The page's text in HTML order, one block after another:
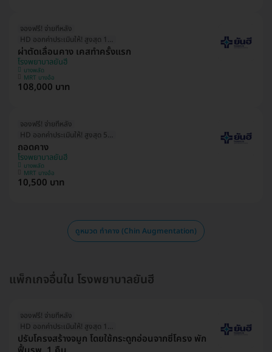
จองฟรี! จ่ายทีหลัง
HD ออกค่าประเมินให้! สูงสุด 1500 บ.
ผ่าตัดเลื่อนคาง เคสทำครั้งแรก
โรงพยาบาลยันฮี
บางพลัด
MRT บางอ้อ
108,000 บาท
จองฟรี! จ่ายทีหลัง
HD ออกค่าประเมินให้! สูงสุด 500 บ.
ถอดคาง
โรงพยาบาลยันฮี
บางพลัด
MRT บางอ้อ
10,500 บาท
ดูหมวด ทำคาง (Chin Augmentation)
แพ็กเกจอื่นใน โรงพยาบาลยันฮี
จองฟรี! จ่ายทีหลัง
HD ออกค่าประเมินให้! สูงสุด 1500 บ.
ปรับโครงสร้างจมูก โดยใช้กระดูกอ่อนจากซี่โครง พัก